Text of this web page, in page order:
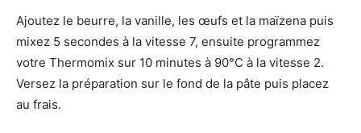
Ajoutez le beurre, la vanille, les œufs et la maïzena puis
mixez 5 secondes à la vitesse 7, ensuite programmez
votre Thermomix sur 10 minutes à 90°C à la vitesse 2.
Versez la préparation sur le fond de la pâte puis placez
au frais.